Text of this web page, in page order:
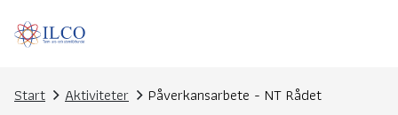
Start Aktiviteter Påverkansarbete - NT Rådet